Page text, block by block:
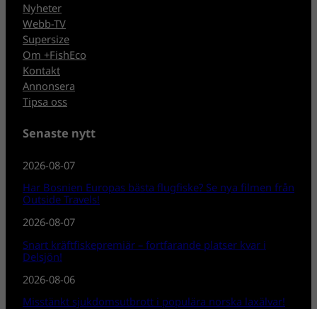
Nyheter
Webb-TV
Supersize
Om +FishEco
Kontakt
Annonsera
Tipsa oss
Senaste nytt
2026-08-07
Har Bosnien Europas bästa flugfiske? Se nya filmen från
Outside Travels!
2026-08-07
Snart kräftfiskepremiär – fortfarande platser kvar i
Delsjön!
2026-08-06
Misstänkt sjukdomsutbrott i populära norska laxälvar!